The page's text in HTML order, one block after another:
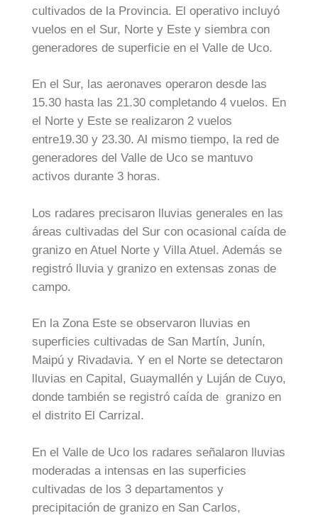
cultivados de la Provincia. El operativo incluyó
vuelos en el Sur, Norte y Este y siembra con
generadores de superficie en el Valle de Uco.
En el Sur, las aeronaves operaron desde las
15.30 hasta las 21.30 completando 4 vuelos. En
el Norte y Este se realizaron 2 vuelos
entre19.30 y 23.30. Al mismo tiempo, la red de
generadores del Valle de Uco se mantuvo
activos durante 3 horas.
Los radares precisaron lluvias generales en las
áreas cultivadas del Sur con ocasional caída de
granizo en Atuel Norte y Villa Atuel. Además se
registró lluvia y granizo en extensas zonas de
campo.
En la Zona Este se observaron lluvias en
superficies cultivadas de San Martín, Junín,
Maipú y Rivadavia. Y en el Norte se detectaron
lluvias en Capital, Guaymallén y Luján de Cuyo,
donde también se registró caída de granizo en
el distrito El Carrizal.
En el Valle de Uco los radares señalaron lluvias
moderadas a intensas en las superficies
cultivadas de los 3 departamentos y
precipitación de granizo en San Carlos,